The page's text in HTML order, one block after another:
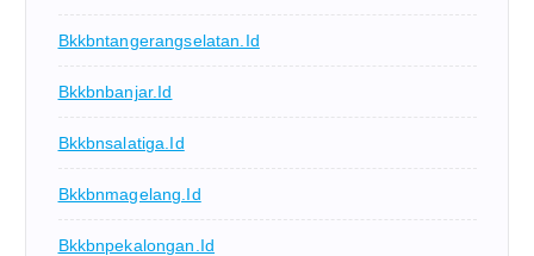
Bkkbntangerangselatan.id
Bkkbnbanjar.id
Bkkbnsalatiga.id
Bkkbnmagelang.id
Bkkbnpekalongan.id